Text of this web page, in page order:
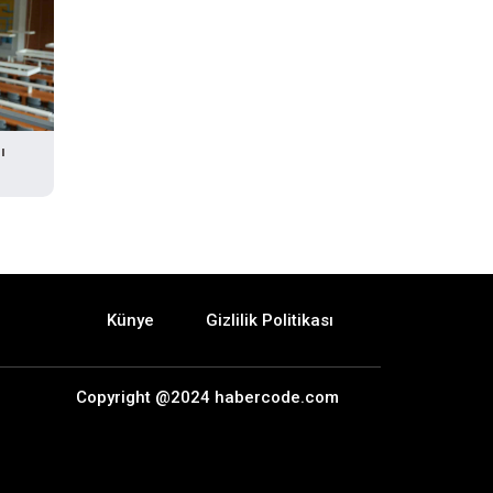
Künye Gizlilik Politikası
Copyright @2024 habercode.com